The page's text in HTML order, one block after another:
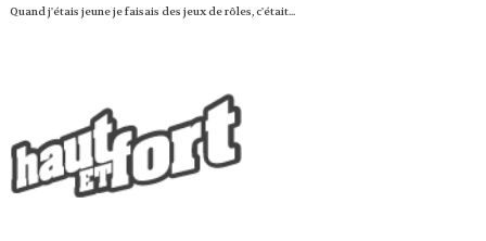
Quand j'étais jeune je faisais des jeux de rôles, c'était...